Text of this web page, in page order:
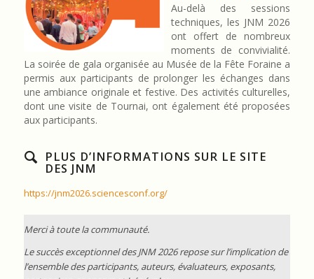
Au-delà des sessions
techniques, les JNM 2026
ont offert de nombreux
moments de convivialité.
La soirée de gala organisée au Musée de la Fête Foraine a
permis aux participants de prolonger les échanges dans
une ambiance originale et festive. Des activités culturelles,
dont une visite de Tournai, ont également été proposées
aux participants.
PLUS D’INFORMATIONS SUR LE SITE
DES JNM
https://jnm2026.sciencesconf.org/
Merci à toute la communauté.
Le succès exceptionnel des JNM 2026 repose sur l’implication de
l’ensemble des participants, auteurs, évaluateurs, exposants,